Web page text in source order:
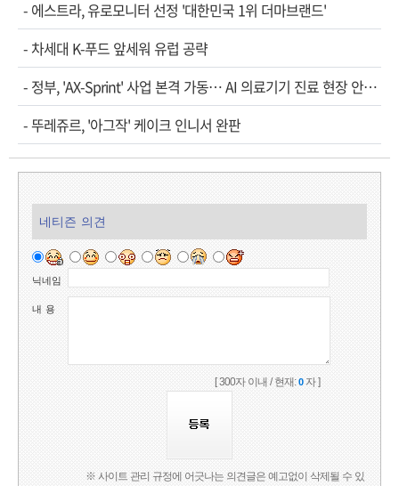
- 에스트라, 유로모니터 선정 '대한민국 1위 더마브랜드'
- 차세대 K-푸드 앞세워 유럽 공략
- 정부, 'AX-Sprint' 사업 본격 가동… AI 의료기기 진료 현장 안착 속도
-뚜레쥬르, '아그작' 케이크 인니서 완판
네티즌 의견
닉네임
내 용
[ 300자 이내 / 현재:0자 ]
※ 사이트 관리 규정에 어긋나는 의견글은 예고없이 삭제될 수 있